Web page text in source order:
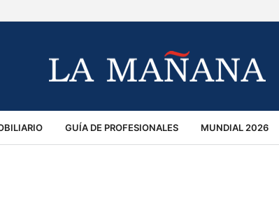
GUÍA DE PROFESIONALES MUNDIAL 2026